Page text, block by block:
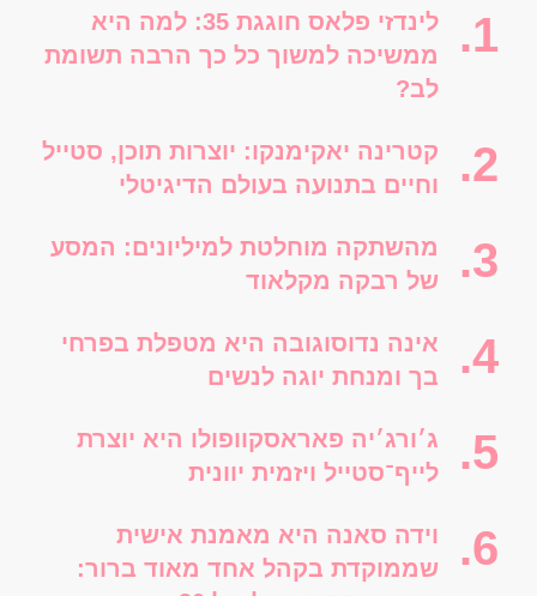
לינדזי פלאס חוגגת 35: למה היא
ממשיכה למשוך כל כך הרבה תשומת
לב?
קטרינה יאקימנקו: יוצרות תוכן, סטייל
וחיים בתנועה בעולם הדיגיטלי
מהשתקה מוחלטת למיליונים: המסע
של רבקה מקלאוד
אינה נדוסוגובה היא מטפלת בפרחי
בך ומנחת יוגה לנשים
ג׳ורג׳יה פאראסקוופולו היא יוצרת
לייף־סטייל ויזמית יוונית
וידה סאנה היא מאמנת אישית
שממוקדת בקהל אחד מאוד ברור: